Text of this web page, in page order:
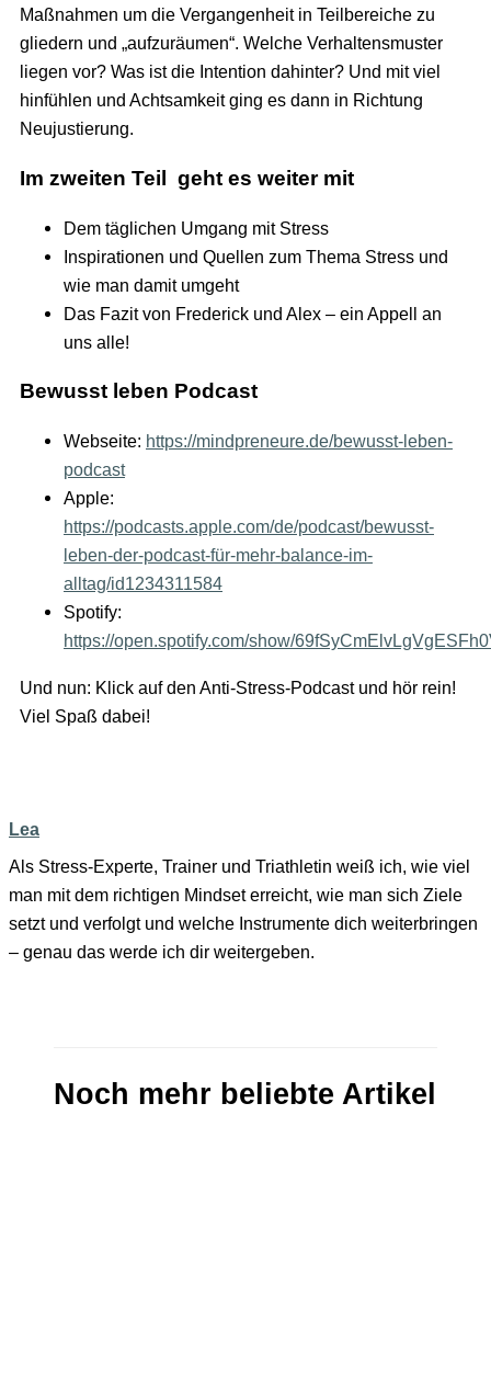
Maßnahmen um die Vergangenheit in Teilbereiche zu
gliedern und „aufzuräumen“. Welche Verhaltensmuster
liegen vor? Was ist die Intention dahinter? Und mit viel
hinfühlen und Achtsamkeit ging es dann in Richtung
Neujustierung.
Im zweiten Teil geht es weiter mit
Dem täglichen Umgang mit Stress
Inspirationen und Quellen zum Thema Stress und
wie man damit umgeht
Das Fazit von Frederick und Alex – ein Appell an
uns alle!
Bewusst leben Podcast
Webseite: https://mindpreneure.de/bewusst-leben-
podcast
Apple:
https://podcasts.apple.com/de/podcast/bewusst-
leben-der-podcast-für-mehr-balance-im-
alltag/id1234311584
Spotify:
https://open.spotify.com/show/
Und nun: Klick auf den Anti-Stress-Podcast und hör rein!
Viel Spaß dabei!
Lea
Als Stress-Experte, Trainer und Triathletin weiß ich, wie viel
man mit dem richtigen Mindset erreicht, wie man sich Ziele
setzt und verfolgt und welche Instrumente dich weiterbringen
– genau das werde ich dir weitergeben.
Noch mehr beliebte Artikel